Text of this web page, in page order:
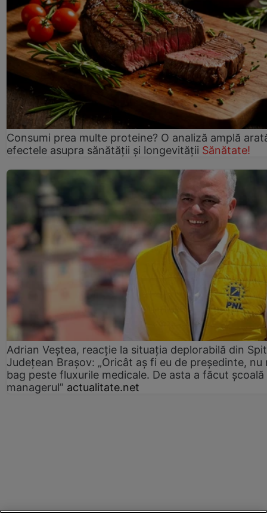
Consumi prea multe proteine? O analiză amplă
efectele asupra sănătății și longevității Sănătate!
Adrian Veștea, reacție la situația deplorabilă din
Județean Brașov: „Oricât aș fi eu de președinte, nu
bag peste fluxurile medicale. De asta a făcut școală
managerul” actualitate.net